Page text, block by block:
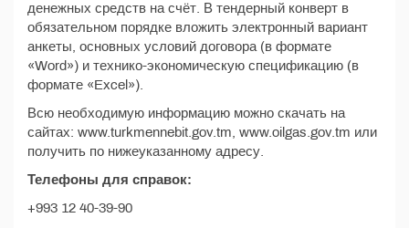
денежных средств на счёт. В тендерный конверт в
обязательном порядке вложить электронный вариант
анкеты, основных условий договора (в формате
«Word») и технико-экономическую спецификацию (в
формате «Excel»).
Всю необходимую информацию можно скачать на
сайтах: www.turkmennebit.gov.tm, www.oilgas.gov.tm или
получить по нижеуказанному адресу.
Телефоны для справок:
+993 12 40-39-90